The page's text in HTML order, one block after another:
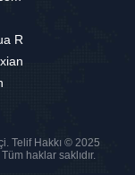
R
Telif Hakkı © 2025
haklar saklıdır.